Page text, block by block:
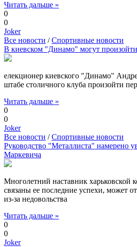
Читать дальше »
0
0
Joker
Все новости /Спортивные новости
В киевском "Динамо" могут произойти
елекционер киевского "Динамо"
штабе столичного клуба произойти
Читать дальше »
0
0
Joker
Все новости /Спортивные новости
Руководство "Металлиста" намерено
Маркевича
Многолетний наставник харьковской
связаны ее последние успехи, может
из-за недовольства
Читать дальше »
0
0
Joker